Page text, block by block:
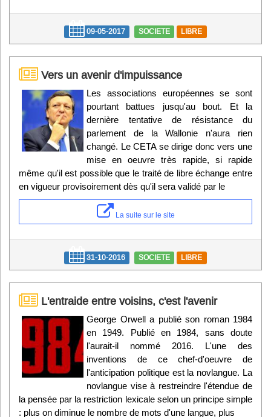
09-05-2017 SOCIETE LIBRE
Vers un avenir d'impuissance
Les associations européennes se sont
pourtant battues jusqu'au bout. Et la
dernière tentative de résistance du
parlement de la Wallonie n'aura rien
changé. Le CETA se dirige donc vers une
mise en oeuvre très rapide, si rapide
même qu'il est possible que le traité de libre échange entre
en vigueur provisoirement dès qu'il sera validé par le
La suite sur le site
31-10-2016 SOCIETE LIBRE
L'entraide entre voisins, c'est l'avenir
George Orwell a publié son roman 1984
en 1949. Publié en 1984, sans doute
l'aurait-il nommé 2016. L'une des
inventions de ce chef-d'oeuvre de
l'anticipation politique est la novlangue. La
novlangue vise à restreindre l'étendue de
la pensée par la restriction lexicale selon un principe simple
: plus on diminue le nombre de mots d'une langue, plus